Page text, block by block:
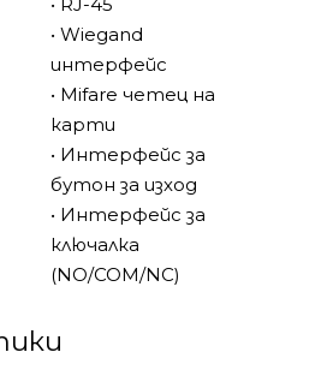
вграден четец на Mifare
IC ключа в
контрол на достъпа се
за ключалка
интерфейс и конектор за
на ключалката
поддържа непрекъснат
стабилна работа с широк
• Wiegand
интерфейс
• Mifare четец на
карти
• Интерфейс за
бутон за изход
• Интерфейс за
ключалка
(NO/COM/NC)